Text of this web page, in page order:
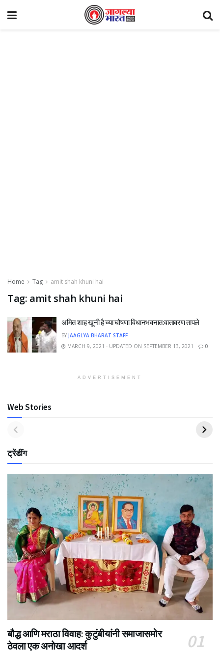
Home Tag amit shah khuni hai
Tag: amit shah khuni hai
अमित शाह खूनी है च्या घोषणा विधानभवनात:वातावरण तापले
BY JAAGLYA BHARAT STAFF
MARCH 9, 2021 - UPDATED ON SEPTEMBER 13, 2021
0
ADVERTISEMENT
Web Stories
ट्रेंडींग
बौद्ध आणि मराठा विवाह: कुटुंबीयांनी समाजासमोर
ठेवला एक अनोखा आदर्श